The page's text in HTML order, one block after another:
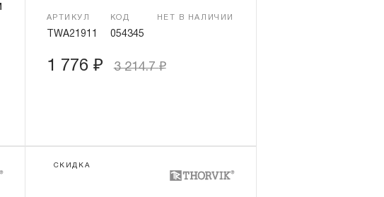
АРТИКУЛ
TWA21911
КОД
054345
НЕТ В НАЛИЧИИ
1 776 ₽ 3 214.7₽
СКИДКА